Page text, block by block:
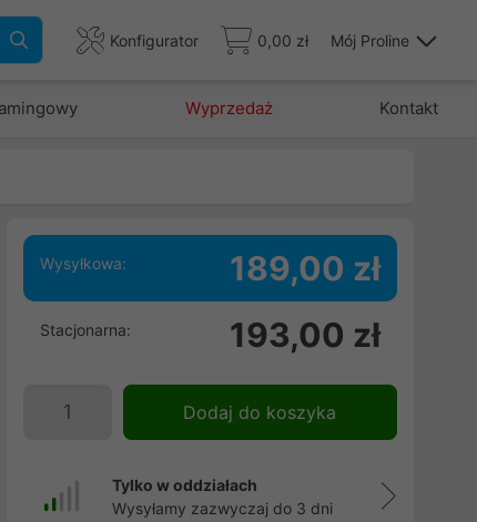
Konfigurator 0,00 zł Mój Proline
Wyprzedaż Kontakt
Wysyłkowa: 189,00 zł
Stacjonarna: 193,00 zł
Dodaj do koszyka
Tylko w oddziałach
Wysyłamy zazwyczaj do 3 dni